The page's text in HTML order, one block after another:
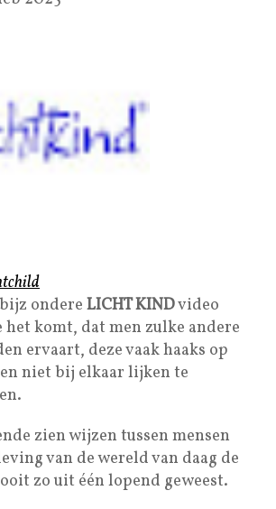
ondere LICHT KINDvideo
komt, dat men zulke andere
ervaart, deze vaak haaks op
niet bij elkaar lijken te
zien wijzen tussen mensen
van de wereld van daag de
zo uit één lopend geweest.